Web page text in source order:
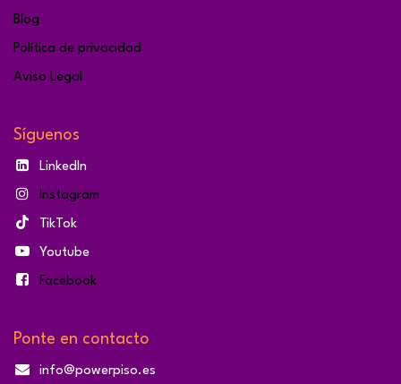
Síguenos
LinkedIn
Instagram
TikTok
Youtube
Facebook
Ponte en contacto
info@powerpiso.es
Blog
Política de privacidad
Aviso Legal